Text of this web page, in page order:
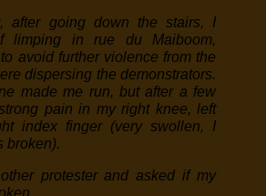
after going down the stairs, I
limping in rue du Maiboom,
avoid further violence from the
dispersing the demonstrators.
made me run, but after a few
pain in my right knee, left
index finger (very swollen, I
broken).
protester and asked if my